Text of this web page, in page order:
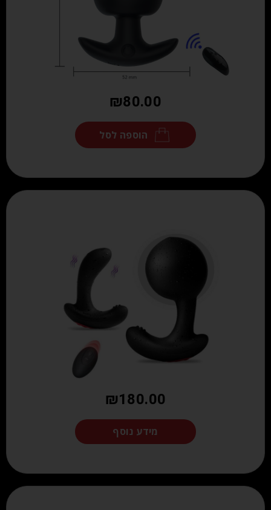
₪80.00
הוספה לסל
₪180.00
מידע נוסף